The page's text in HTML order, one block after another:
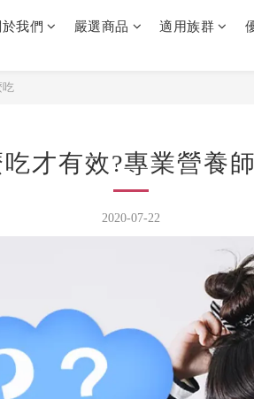
於我們 嚴選商品 適用族群
吃
才有效?專業營養
2020-07-22